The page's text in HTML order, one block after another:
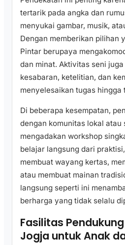
tertarik pada angka dan
menyukai gambar, musik,
Dengan memberikan pilihan
Pintar berupaya
dan minat. Aktivitas seni
kesabaran, ketelitian, dan
menyelesaikan tugas hingga
Di beberapa kesempatan,
dengan komunitas lokal atau
mengadakan workshop
belajar langsung dari
membuat wayang kertas,
atau membuat mainan
langsung seperti ini
berharga yang tidak selalu
Fasilitas
Jogja untuk Anak